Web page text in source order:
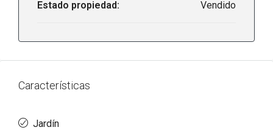
Estado propiedad: Vendido
Características
Jardín